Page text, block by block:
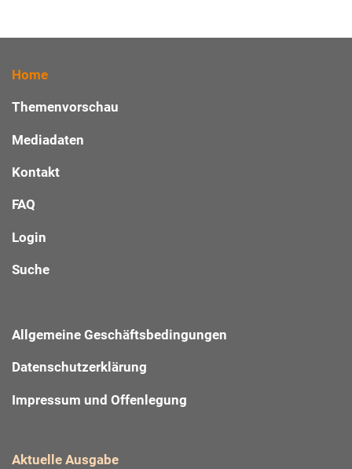
Home
Themenvorschau
Mediadaten
Kontakt
FAQ
Login
Suche
Allgemeine Geschäftsbedingungen
Datenschutzerklärung
Impressum und Offenlegung
Aktuelle Ausgabe